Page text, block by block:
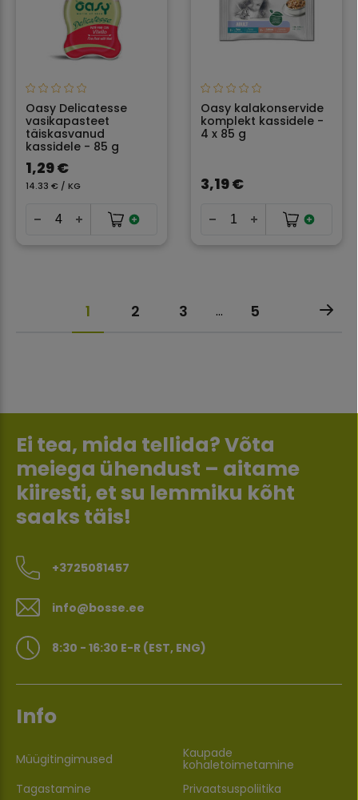
Oasy Delicatesse
vasikapasteet
täiskasvanud
kassidele - 85 g
1,29 €
14.33 € / KG
Oasy kalakonservide
komplekt kassidele -
4 x 85 g
3,19 €
1 2 3 … 5
Ei tea, mida tellida? Võta
meiega ühendust – aitame
kiiresti, et su lemmiku kõht
saaks täis!
+3725081457
info@bosse.ee
8:30 - 16:30 E-R (EST, ENG)
Info
Müügitingimused Kaupade
kohaletoimetamine
Tagastamine
Privaatsuspoliitika